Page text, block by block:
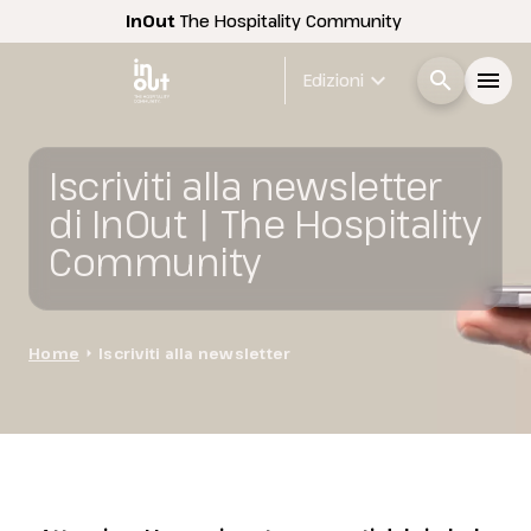
InOut The Hospitality Community
Edizioni expand_more search menu
Menù arrow_right
InOut arrow_right
Espositori arrow_right
Iscriviti alla newsletter
di InOut | The Hospitality
Community
Home arrow_right Iscriviti alla newsletter